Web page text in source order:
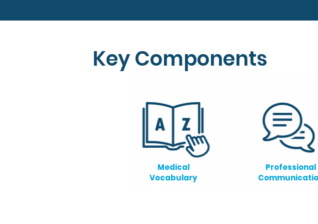
Key Components
Medical
Vocabulary
Professional